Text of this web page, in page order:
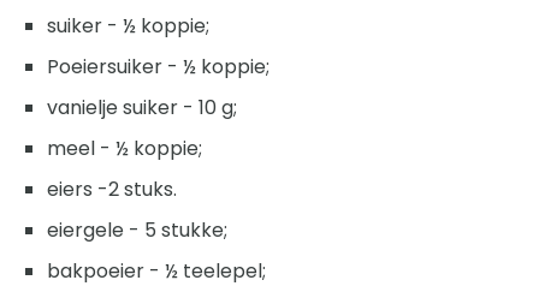
suiker - ½ koppie;
Poeiersuiker - ½ koppie;
vanielje suiker - 10 g;
meel - ½ koppie;
eiers -2 stuks.
eiergele - 5 stukke;
bakpoeier - ½ teelepel;